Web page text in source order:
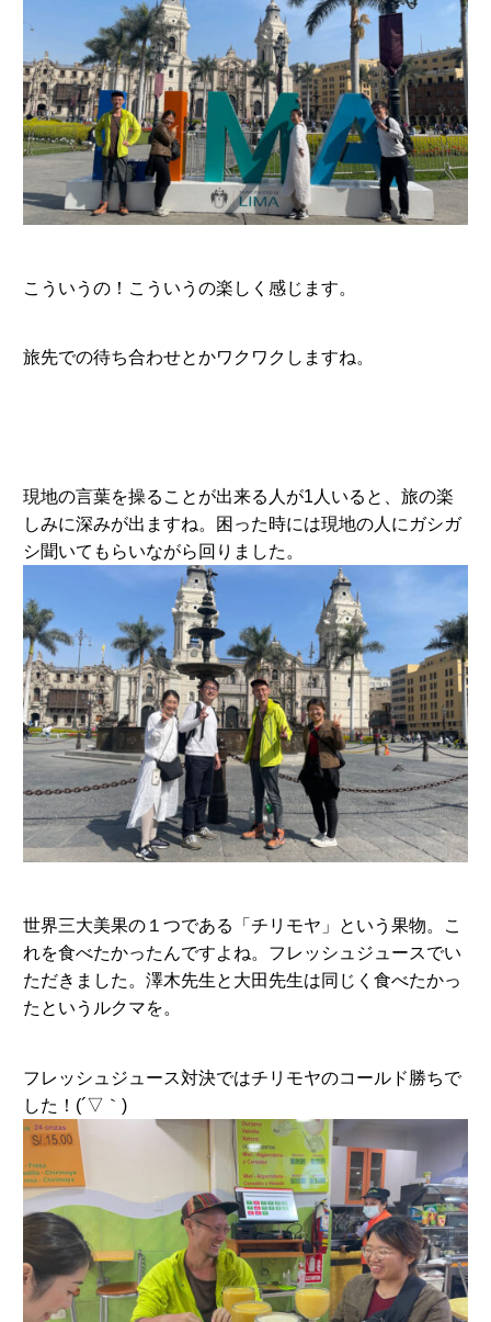
こういうの！こういうの楽しく感じます。
旅先での待ち合わせとかワクワクしますね。
現地の言葉を操ることが出来る人が1人いると、旅の楽
しみに深みが出ますね。困った時には現地の人にガシガ
シ聞いてもらいながら回りました。
世界三大美果の１つである「チリモヤ」という果物。こ
れを食べたかったんですよね。フレッシュジュースでい
ただきました。澤木先生と大田先生は同じく食べたかっ
たというルクマを。
フレッシュジュース対決ではチリモヤのコールド勝ちで
した！(´▽｀)